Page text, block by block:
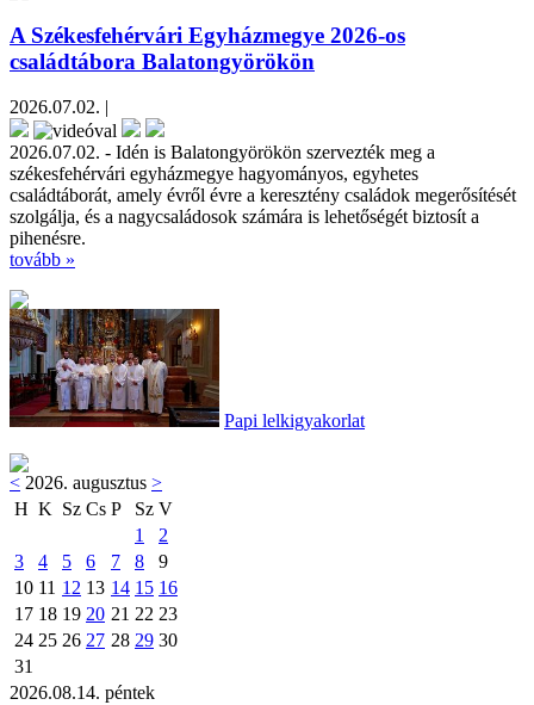
A Székesfehérvári Egyházmegye 2026-os
családtábora Balatongyörökön
2026.07.02. |
2026.07.02. - Idén is Balatongyörökön szervezték meg a
székesfehérvári egyházmegye hagyományos, egyhetes
családtáborát, amely évről évre a keresztény családok megerősítését
szolgálja, és a nagycsaládosok számára is lehetőségét biztosít a
pihenésre.
tovább »
Papi lelkigyakorlat
< 2026. augusztus >
H K Sz Cs P Sz V
1
2
3
4 5 6 7 8
9
10 11 12 13 14 15 16
17 18 19 20 21 22 23
24 25 26 27 28 29 30
31
2026.08.14. péntek